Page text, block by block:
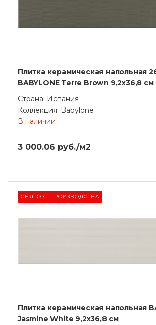
Плитка керамическая напольная
BABYLONE Terre Brown 9,2х36,8 см
Страна: Испания
Коллекция: Babylone
В наличии
3 000.06 руб./м2
СНЯТО С ПРОИЗВОДСТВА
Плитка керамическая напольная
Jasmine White 9,2х36,8 см